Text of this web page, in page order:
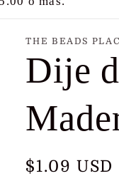
THE BEADS
Dije
Precio
$1.09 USD